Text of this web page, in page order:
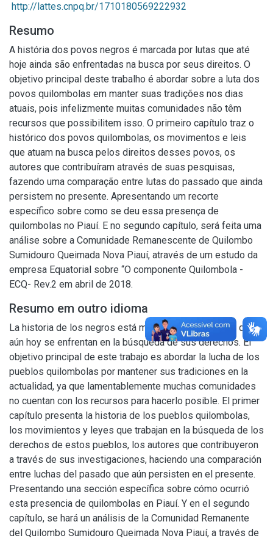
http://lattes.cnpq.br/1710180569222932
Resumo
A história dos povos negros é marcada por lutas que até
hoje ainda são enfrentadas na busca por seus direitos. O
objetivo principal deste trabalho é abordar sobre a luta dos
povos quilombolas em manter suas tradições nos dias
atuais, pois infelizmente muitas comunidades não têm
recursos que possibilitem isso. O primeiro capítulo traz o
histórico dos povos quilombolas, os movimentos e leis
que atuam na busca pelos direitos desses povos, os
autores que contribuíram através de suas pesquisas,
fazendo uma comparação entre lutas do passado que ainda
persistem no presente. Apresentando um recorte
específico sobre como se deu essa presença de
quilombolas no Piauí. E no segundo capítulo, será feita uma
análise sobre a Comunidade Remanescente de Quilombo
Sumidouro Queimada Nova Piauí, através de um estudo da
empresa Equatorial sobre “O componente Quilombola -
ECQ- Rev.2 em abril de 2018.
Resumo em outro idioma
La historia de los negros está marcada por las luchas que
aún hoy se enfrentan en la búsqueda de sus derechos. El
objetivo principal de este trabajo es abordar la lucha de los
pueblos quilombolas por mantener sus tradiciones en la
actualidad, ya que lamentablemente muchas comunidades
no cuentan con los recursos para hacerlo posible. El primer
capítulo presenta la historia de los pueblos quilombolas,
los movimientos y leyes que trabajan en la búsqueda de los
derechos de estos pueblos, los autores que contribuyeron
a través de sus investigaciones, haciendo una comparación
entre luchas del pasado que aún persisten en el presente.
Presentando una sección específica sobre cómo ocurrió
esta presencia de quilombolas en Piauí. Y en el segundo
capítulo, se hará un análisis de la Comunidad Remanente
del Quilombo Sumidouro Queimada Nova Piauí, a través de